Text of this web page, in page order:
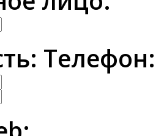
Телефон: